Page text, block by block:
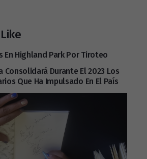
En Highland Park Por Tiroteo
Consolidará Durante El 2023 Los
Que Ha Impulsado En El País